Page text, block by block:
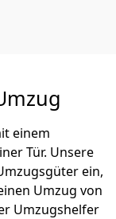
einem
Tür. Unsere
ein,
Umzug von
Umzugshelfer